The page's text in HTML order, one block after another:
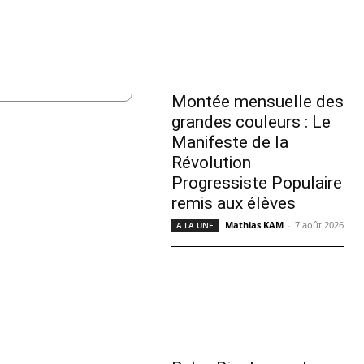
Montée mensuelle des
grandes couleurs : Le
Manifeste de la
Révolution
Progressiste Populaire
remis aux élèves
A LA UNE Mathias KAM - 7 août 2026